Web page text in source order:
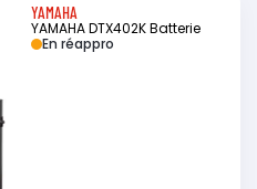
YAMAHA
YAMAHA DTX402K Batterie
En réappro